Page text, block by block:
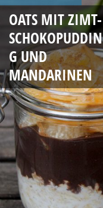
OATS MIT ZIMT-
SCHOKOPUDDIN
G UND
MANDARINEN